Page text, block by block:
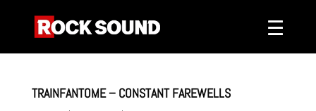
TRAINFANTOME – CONSTANT FAREWELLS